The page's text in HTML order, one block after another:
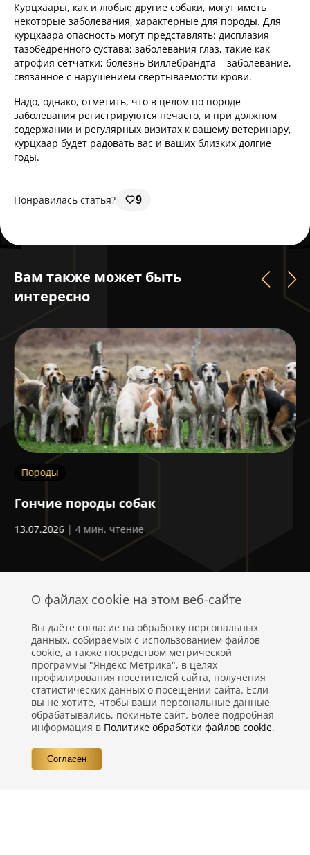
Курцхаары, как и любые другие собаки, могут иметь
некоторые заболевания, характерные для породы. Для
курцхаара опасность могут представлять: дисплазия
тазобедренного сустава; заболевания глаз, такие как
атрофия сетчатки; болезнь Виллебрандта – заболевание,
связанное с нарушением свертываемости крови.
Надо, однако, отметить, что в целом по породе
заболевания регистрируются нечасто, и при должном
содержании и регулярных визитах к вашему ветеринару,
курцхаар будет радовать вас и ваших близких долгие
годы.
Понравилась статья? 9
Вам также может быть
интересно
Породы
​Гончие породы собак
13.07.2026 | 4 мин. чтение
Политика конфиденциальности
Правовая информация
Контакты
О файлах cookie на этом веб-сайте
Вы даёте согласие на обработку персональных
данных, собираемых с использованием файлов
cookie, а также посредством метрической
программы "Яндекс Метрика", в целях
профилирования посетителей сайта, получения
статистических данных о посещении сайта. Если
вы не хотите, чтобы ваши персональные данные
обрабатывались, покиньте сайт. Более подробная
информация в Политике обработки файлов cookie.
Согласен